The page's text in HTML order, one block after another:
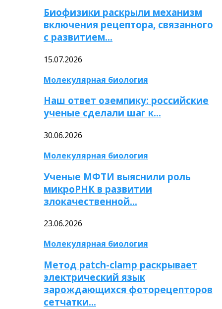
Биофизики раскрыли механизм
включения рецептора, связанного
с развитием…
15.07.2026
Молекулярная биология
Наш ответ оземпику: российские
ученые сделали шаг к…
30.06.2026
Молекулярная биология
Ученые МФТИ выяснили роль
микроРНК в развитии
злокачественной…
23.06.2026
Молекулярная биология
Метод patch-clamp раскрывает
электрический язык
зарождающихся фоторецепторов
сетчатки…